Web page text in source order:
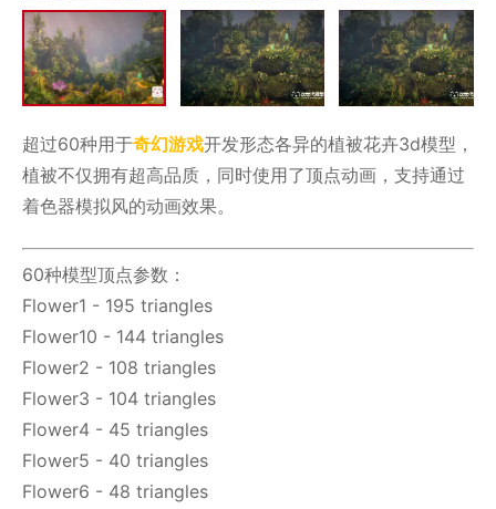
超过60种用于奇幻游戏开发形态各异的植被花卉3d模型，
植被不仅拥有超高品质，同时使用了顶点动画，支持通过
着色器模拟风的动画效果。
60种模型顶点参数：
Flower1 - 195 triangles
Flower10 - 144 triangles
Flower2 - 108 triangles
Flower3 - 104 triangles
Flower4 - 45 triangles
Flower5 - 40 triangles
Flower6 - 48 triangles